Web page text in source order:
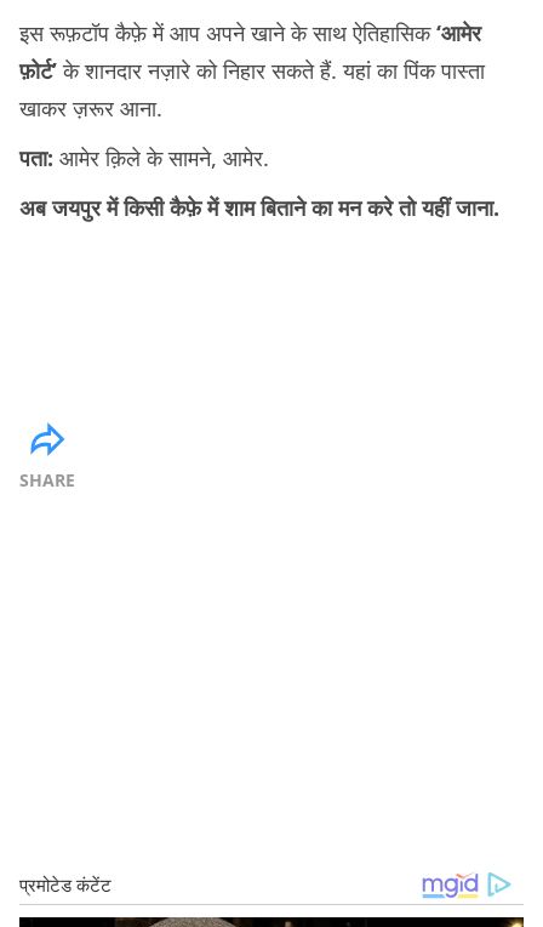
इस रूफ़टॉप कैफ़े में आप अपने खाने के साथ ऐतिहासिक‘आमेर
फ़ोर्ट’के शानदार नज़ारे को निहार सकते हैं. यहां का पिंक पास्ता
खाकर ज़रूर आना.
पता: आमेर क़िले के सामने, आमेर.
अब जयपुर में किसी कैफ़े में शाम बिताने का मन करे तो यहीं जाना.
SHARE